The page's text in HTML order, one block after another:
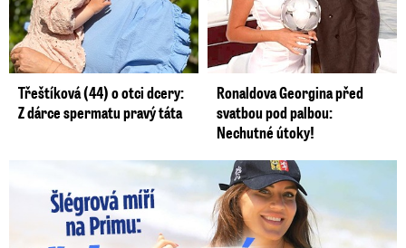
Třeštíková (44) o otci dcery:
Z dárce spermatu pravý táta
Ronaldova Georgina před
svatbou pod palbou:
Nechutné útoky!
Lucie Šlégrová míří na Primu. Překvapení pro sporťáky!